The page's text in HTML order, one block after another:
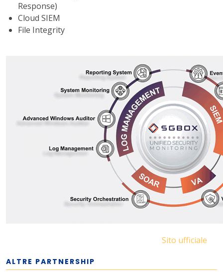
Response)
Cloud SIEM
File Integrity
Sito ufficiale
ALTRE PARTNERSHIP